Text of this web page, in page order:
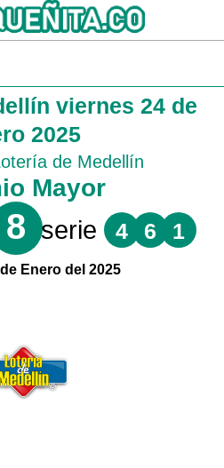
viernes 24 de
2025
de Medellín
Mayor
8 serie 4 6 1
Enero del 2025